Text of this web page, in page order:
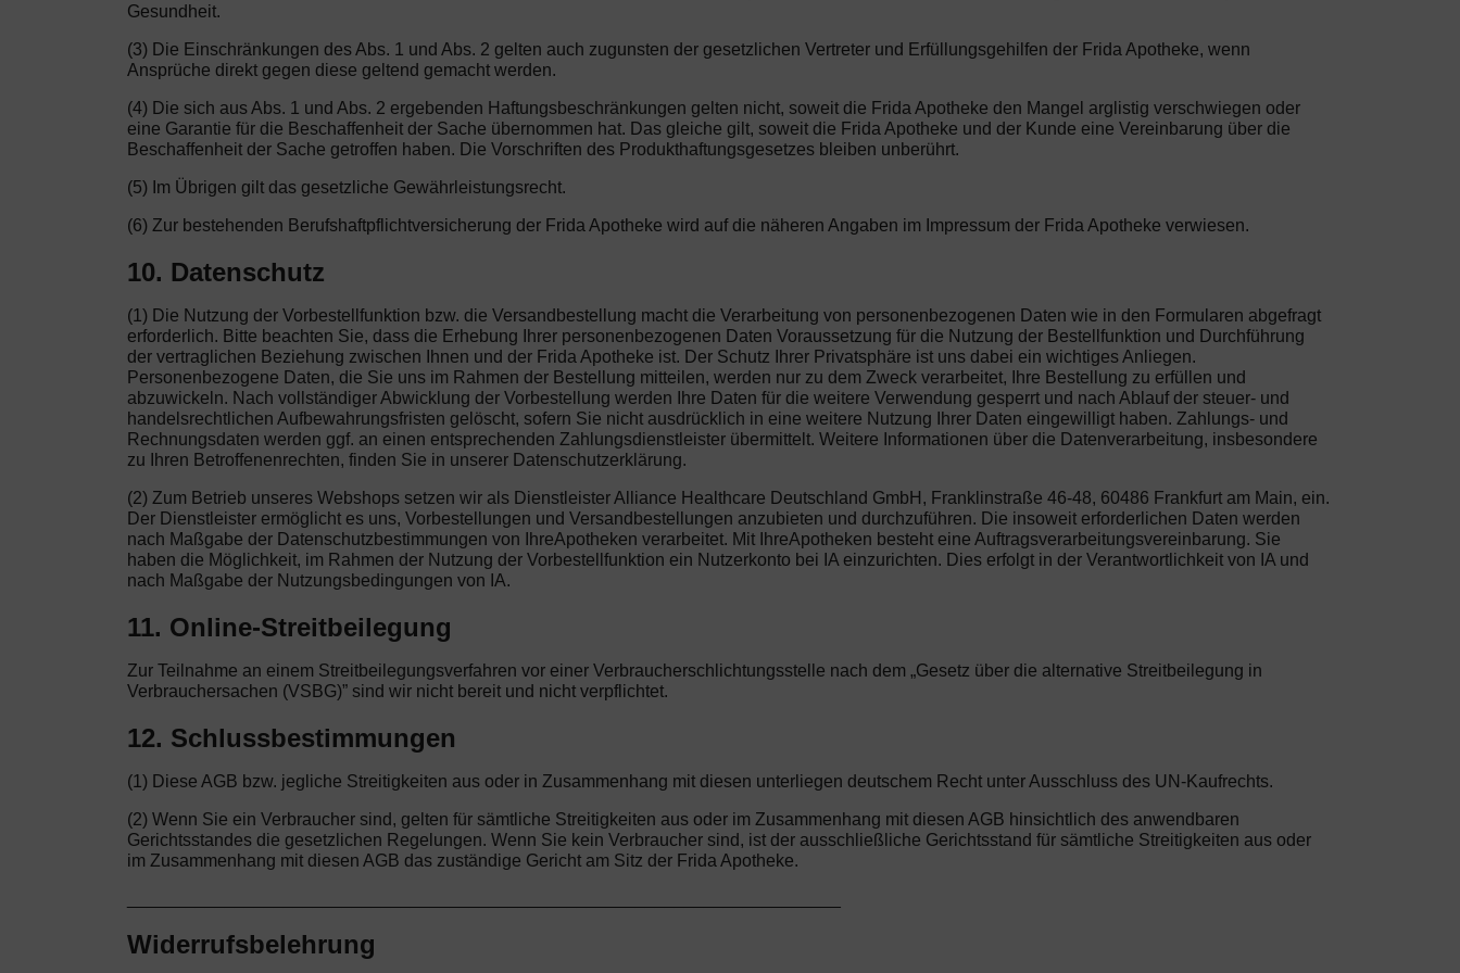
Gesundheit.
(3) Die Einschränkungen des Abs. 1 und Abs. 2 gelten auch zugunsten der gesetzlichen Vertreter und Erfüllungsgehilfen der Frida Apotheke, wenn
Ansprüche direkt gegen diese geltend gemacht werden.
(4) Die sich aus Abs. 1 und Abs. 2 ergebenden Haftungsbeschränkungen gelten nicht, soweit die Frida Apotheke den Mangel arglistig verschwiegen oder
eine Garantie für die Beschaffenheit der Sache übernommen hat. Das gleiche gilt, soweit die Frida Apotheke und der Kunde eine Vereinbarung über die
Beschaffenheit der Sache getroffen haben. Die Vorschriften des Produkthaftungsgesetzes bleiben unberührt.
(5) Im Übrigen gilt das gesetzliche Gewährleistungsrecht.
(6) Zur bestehenden Berufshaftpflichtversicherung der Frida Apotheke wird auf die näheren Angaben im Impressum der Frida Apotheke verwiesen.
10. Datenschutz
(1) Die Nutzung der Vorbestellfunktion bzw. die Versandbestellung macht die Verarbeitung von personenbezogenen Daten wie in den Formularen abgefragt
erforderlich. Bitte beachten Sie, dass die Erhebung Ihrer personenbezogenen Daten Voraussetzung für die Nutzung der Bestellfunktion und Durchführung
der vertraglichen Beziehung zwischen Ihnen und der Frida Apotheke ist. Der Schutz Ihrer Privatsphäre ist uns dabei ein wichtiges Anliegen.
Personenbezogene Daten, die Sie uns im Rahmen der Bestellung mitteilen, werden nur zu dem Zweck verarbeitet, Ihre Bestellung zu erfüllen und
abzuwickeln. Nach vollständiger Abwicklung der Vorbestellung werden Ihre Daten für die weitere Verwendung gesperrt und nach Ablauf der steuer- und
handelsrechtlichen Aufbewahrungsfristen gelöscht, sofern Sie nicht ausdrücklich in eine weitere Nutzung Ihrer Daten eingewilligt haben. Zahlungs- und
Rechnungsdaten werden ggf. an einen entsprechenden Zahlungsdienstleister übermittelt. Weitere Informationen über die Datenverarbeitung, insbesondere
zu Ihren Betroffenenrechten, finden Sie in unserer Datenschutzerklärung.
(2) Zum Betrieb unseres Webshops setzen wir als Dienstleister Alliance Healthcare Deutschland GmbH, Franklinstraße 46-48, 60486 Frankfurt am Main, ein.
Der Dienstleister ermöglicht es uns, Vorbestellungen und Versandbestellungen anzubieten und durchzuführen. Die insoweit erforderlichen Daten werden
nach Maßgabe der Datenschutzbestimmungen von IhreApotheken verarbeitet. Mit IhreApotheken besteht eine Auftragsverarbeitungsvereinbarung. Sie
haben die Möglichkeit, im Rahmen der Nutzung der Vorbestellfunktion ein Nutzerkonto bei IA einzurichten. Dies erfolgt in der Verantwortlichkeit von IA und
nach Maßgabe der Nutzungsbedingungen von IA.
11. Online-Streitbeilegung
Zur Teilnahme an einem Streitbeilegungsverfahren vor einer Verbraucherschlichtungsstelle nach dem „Gesetz über die alternative Streitbeilegung in
Verbrauchersachen (VSBG)” sind wir nicht bereit und nicht verpflichtet.
12. Schlussbestimmungen
(1) Diese AGB bzw. jegliche Streitigkeiten aus oder in Zusammenhang mit diesen unterliegen deutschem Recht unter Ausschluss des UN-Kaufrechts.
(2) Wenn Sie ein Verbraucher sind, gelten für sämtliche Streitigkeiten aus oder im Zusammenhang mit diesen AGB hinsichtlich des anwendbaren
Gerichtsstandes die gesetzlichen Regelungen. Wenn Sie kein Verbraucher sind, ist der ausschließliche Gerichtsstand für sämtliche Streitigkeiten aus oder
im Zusammenhang mit diesen AGB das zuständige Gericht am Sitz der Frida Apotheke.
Widerrufsbelehrung